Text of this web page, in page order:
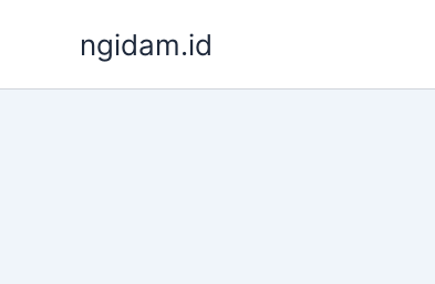
ngidam.id